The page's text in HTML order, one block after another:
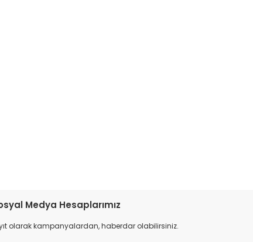
Medya Hesaplarımız
olarak kampanyalardan, haberdar olabilirsiniz.